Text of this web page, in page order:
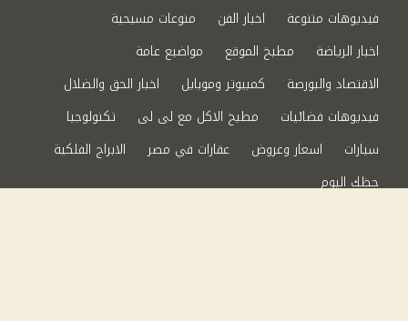
فيديوهات متنوعة
اخبار الفن
منوعات مسيحية
اخبار الرياضة
مطبخ الموقع
مواضيع عامة
الاقتصاد والبورصة
كمبيوتر وموبايل
اخبار الحق والضلال
فيديوهات فضائيات
مطبخ الاكل مع لى لى
تكنولوجيا
سيارات
اسعار وعروض عقارات في مصر
الابراج الفلكية
حظك اليوم